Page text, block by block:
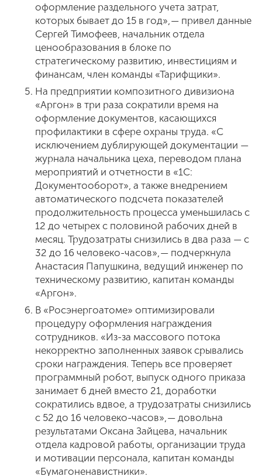
оформление раздельного учета затрат,
которых бывает до 15 в год», — привел данные
Сергей Тимофеев, начальник отдела
ценообразования в блоке по
стратегическому развитию, инвестициям и
финансам, член команды «Тарифщики».
На предприятии композитного дивизиона
«Аргон» в три раза сократили время на
оформление документов, касающихся
профилактики в сфере охраны труда. «С
исключением дублирующей документации —
журнала начальника цеха, переводом плана
мероприятий и отчетности в «1С:
Документооборот», а также внедрением
автоматического подсчета показателей
продолжительность процесса уменьшилась с
12 до четырех с половиной рабочих дней в
месяц. Трудозатраты снизились в два раза — с
32 до 16 человеко-часов», — подчеркнула
Анастасия Папушкина, ведущий инженер по
техническому развитию, капитан команды
«Аргон».
В «Росэнергоатоме» оптимизировали
процедуру оформления награждения
сотрудников. «Из-за массового потока
некорректно заполненных заявок срывались
сроки награждения. Теперь все проверяет
программный робот, выпуск одного приказа
занимает 6 дней вместо 21, доработки
сократились вдвое, а трудозатраты снизились
с 52 до 16 человеко-часов», — довольна
результатами Оксана Зайцева, начальник
отдела кадровой работы, организации труда
и мотивации персонала, капитан команды
«Бумагоненавистники».